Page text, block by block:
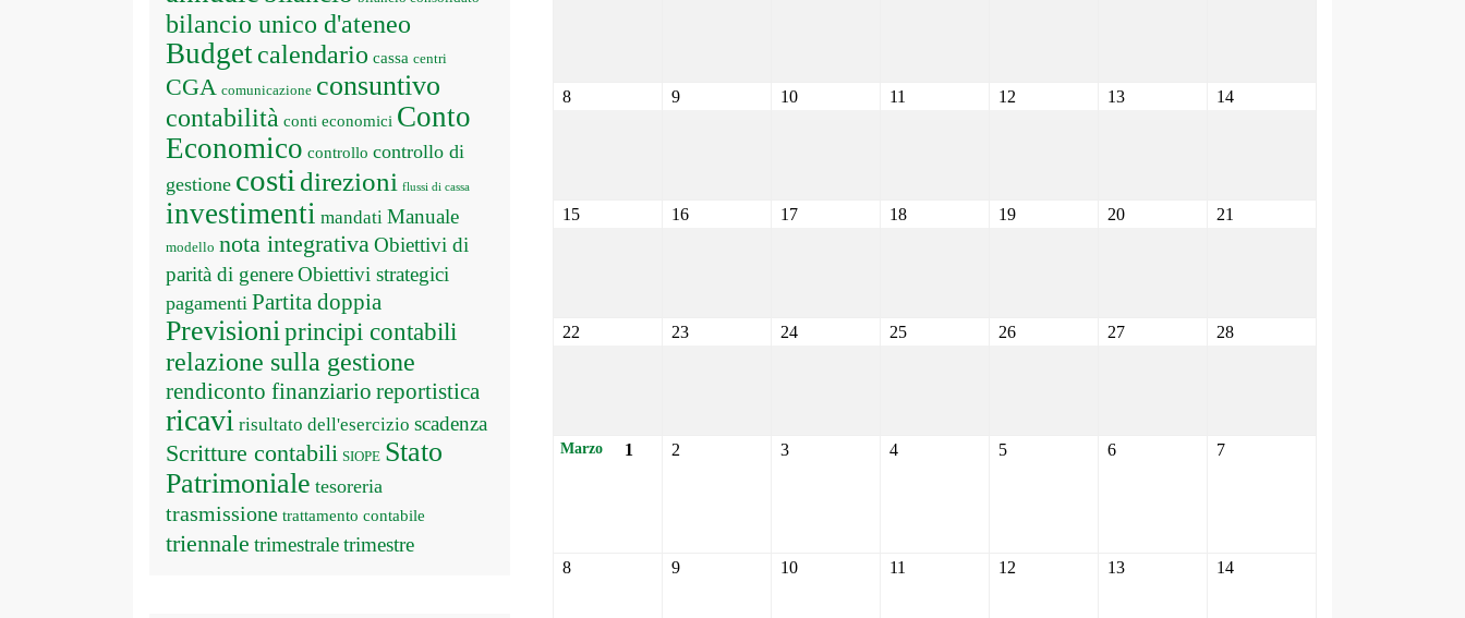
8 9 10 11 12 13 14
15 16 17 18 19 20 21
22 23 24 25 26 27 28
Marzo 1 2 3 4 5 6 7
8 9 10 11 12 13 14
bilancio unico d'ateneo
Budgetcalendario cassa centri
CGA comunicazione consuntivo
contabilità conti economici Conto
Economico controllo controllo di
gestione costi direzioni flussi di cassa
investimenti mandati Manuale
modello nota integrativa Obiettivi di
parità di genereObiettivi strategici
pagamenti Partita doppia
Previsioni principi contabili
relazione sulla gestione
rendiconto finanziario reportistica
ricavi risultato dell'esercizio scadenza
Scritture contabili SIOPE Stato
Patrimoniale tesoreria
trasmissione trattamento contabile
triennale trimestraletrimestre